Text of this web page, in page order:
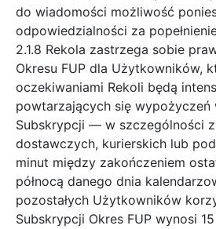
do wiadomości możliwość
odpowiedzialności za
2.1.8 Rekola zastrzega sobie
Okresu FUP dla Użytkowników,
oczekiwaniami Rekoli będą
powtarzających się wypożyczeń
Subskrypcji — w szczególności z
dostawczych, kurierskich lub
minut między zakończeniem
północą danego dnia
pozostałych Użytkowników
Subskrypcji Okres FUP wynosi